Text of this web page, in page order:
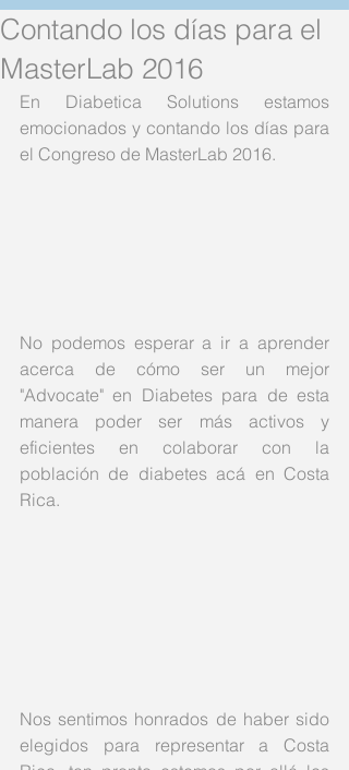
Contando los días para el
MasterLab 2016
En Diabetica Solutions estamos
emocionados y contando los días para
el Congreso de MasterLab 2016.
No podemos esperar a ir a aprender
acerca de cómo ser un mejor
"Advocate" en Diabetes para de esta
manera poder ser más activos y
eficientes en colaborar con la
población de diabetes acá en Costa
Rica.
Nos sentimos honrados de haber sido
elegidos para representar a Costa